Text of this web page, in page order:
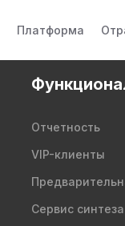
Платформа
Отчетность
VIP-клиенты
Сервис